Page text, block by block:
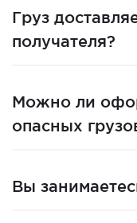
Груз
получателя?
Можно ли
опасных
Вы